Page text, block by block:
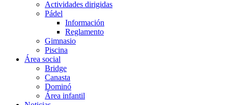
Actividades dirigidas
Pádel
Información
Reglamento
Gimnasio
Piscina
Área social
Bridge
Canasta
Dominó
Área infantil